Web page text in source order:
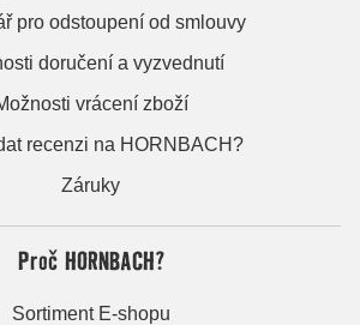
pro odstoupení od smlouvy
doručení a vyzvednutí
vrácení zboží
recenzi na HORNBACH?
Záruky
Proč HORNBACH?
Sortiment E-shopu